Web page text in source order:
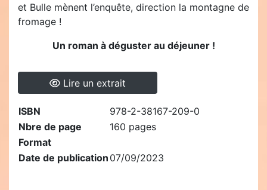
et Bulle mènent l’enquête, direction la montagne de
fromage !
Un roman à déguster au déjeuner !
Lire un extrait
ISBN
978-2-38167-209-0
Nbre de page
160 pages
Format
Date de publication 07/09/2023